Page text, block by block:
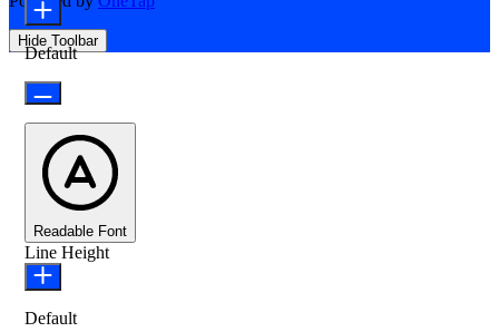
Hide Toolbar
Default
Readable Font
Line Height
Default